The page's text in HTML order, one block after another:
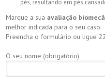
pés, resultando em pés
Marque a sua avaliação
melhor indicada para o seu caso.
Preencha o formulário ou ligue
O seu nome (obrigatório)